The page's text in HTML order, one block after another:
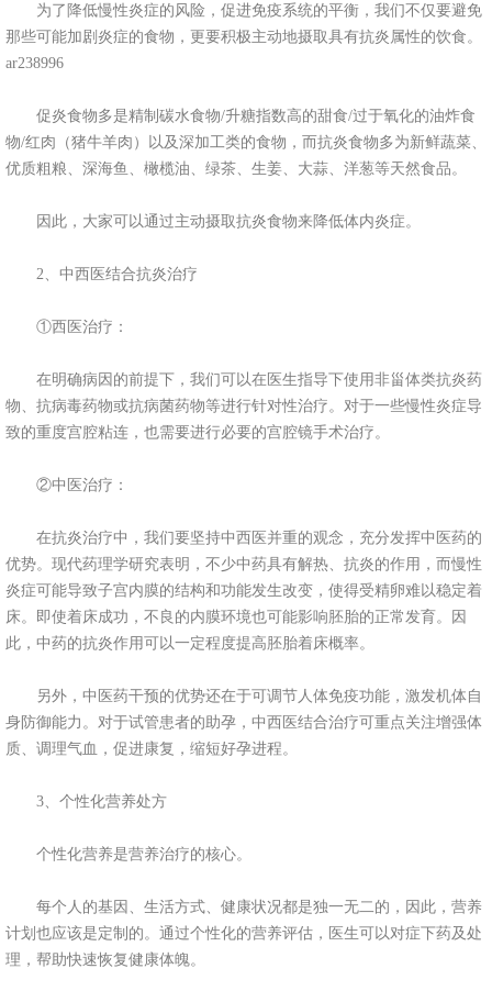
为了降低慢性炎症的风险，促进免疫系统的平衡，我们不仅要避免
那些可能加剧炎症的食物，更要积极主动地摄取具有抗炎属性的饮食。
ar238996
促炎食物多是精制碳水食物/升糖指数高的甜食/过于氧化的油炸食
物/红肉（猪牛羊肉）以及深加工类的食物，而抗炎食物多为新鲜蔬菜、
优质粗粮、深海鱼、橄榄油、绿茶、生姜、大蒜、洋葱等天然食品。
因此，大家可以通过主动摄取抗炎食物来降低体内炎症。
2、中西医结合抗炎治疗
①西医治疗：
在明确病因的前提下，我们可以在医生指导下使用非甾体类抗炎药
物、抗病毒药物或抗病菌药物等进行针对性治疗。对于一些慢性炎症导
致的重度宫腔粘连，也需要进行必要的宫腔镜手术治疗。
②中医治疗：
在抗炎治疗中，我们要坚持中西医并重的观念，充分发挥中医药的
优势。现代药理学研究表明，不少中药具有解热、抗炎的作用，而慢性
炎症可能导致子宫内膜的结构和功能发生改变，使得受精卵难以稳定着
床。即使着床成功，不良的内膜环境也可能影响胚胎的正常发育。因
此，中药的抗炎作用可以一定程度提高胚胎着床概率。
另外，中医药干预的优势还在于可调节人体免疫功能，激发机体自
身防御能力。对于试管患者的助孕，中西医结合治疗可重点关注增强体
质、调理气血，促进康复，缩短好孕进程。
3、个性化营养处方
个性化营养是营养治疗的核心。
每个人的基因、生活方式、健康状况都是独一无二的，因此，营养
计划也应该是定制的。通过个性化的营养评估，医生可以对症下药及处
理，帮助快速恢复健康体魄。